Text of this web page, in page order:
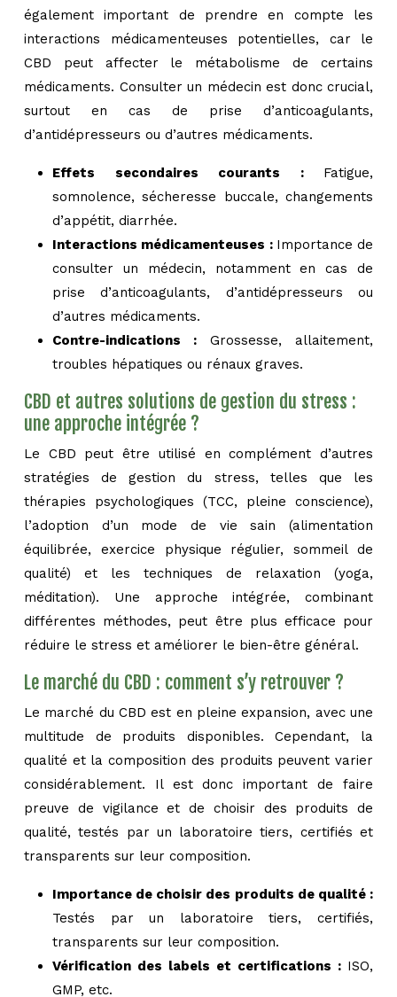
également important de prendre en compte les
interactions médicamenteuses potentielles, car le
CBD peut affecter le métabolisme de certains
médicaments. Consulter un médecin est donc crucial,
surtout en cas de prise d’anticoagulants,
d’antidépresseurs ou d’autres médicaments.
Effets secondaires courants : Fatigue,
somnolence, sécheresse buccale, changements
d’appétit, diarrhée.
Interactions médicamenteuses : Importance de
consulter un médecin, notamment en cas de
prise d’anticoagulants, d’antidépresseurs ou
d’autres médicaments.
Contre-indications : Grossesse, allaitement,
troubles hépatiques ou rénaux graves.
CBD et autres solutions de gestion du stress :
une approche intégrée ?
Le CBD peut être utilisé en complément d’autres
stratégies de gestion du stress, telles que les
thérapies psychologiques (TCC, pleine conscience),
l’adoption d’un mode de vie sain (alimentation
équilibrée, exercice physique régulier, sommeil de
qualité) et les techniques de relaxation (yoga,
méditation). Une approche intégrée, combinant
différentes méthodes, peut être plus efficace pour
réduire le stress et améliorer le bien-être général.
Le marché du CBD : comment s’y retrouver ?
Le marché du CBD est en pleine expansion, avec une
multitude de produits disponibles. Cependant, la
qualité et la composition des produits peuvent varier
considérablement. Il est donc important de faire
preuve de vigilance et de choisir des produits de
qualité, testés par un laboratoire tiers, certifiés et
transparents sur leur composition.
Importance de choisir des produits de qualité :
Testés par un laboratoire tiers, certifiés,
transparents sur leur composition.
Vérification des labels et certifications : ISO,
GMP, etc.